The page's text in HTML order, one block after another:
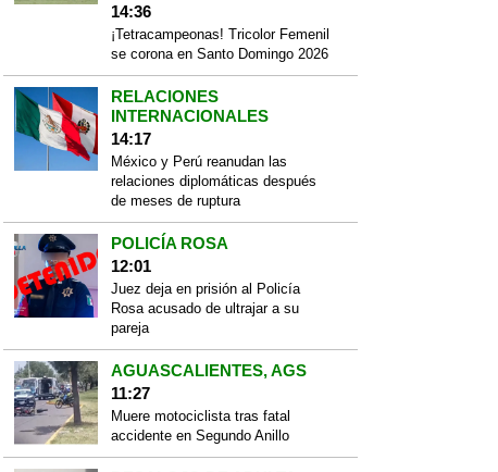
14:36
¡Tetracampeonas! Tricolor Femenil
se corona en Santo Domingo 2026
RELACIONES
INTERNACIONALES
14:17
México y Perú reanudan las
relaciones diplomáticas después
de meses de ruptura
POLICÍA ROSA
12:01
Juez deja en prisión al Policía
Rosa acusado de ultrajar a su
pareja
AGUASCALIENTES, AGS
11:27
Muere motociclista tras fatal
accidente en Segundo Anillo